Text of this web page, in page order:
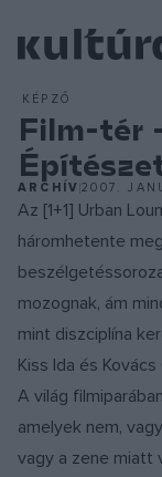
KÉPZŐ
Film-tér
ARCHÍV2007.
Az [1+1] Urban
háromhetente
mozognak, ám
mint diszciplína
Kiss Ida és Kovács
A világ
amelyek nem,
vagy a zene miatt